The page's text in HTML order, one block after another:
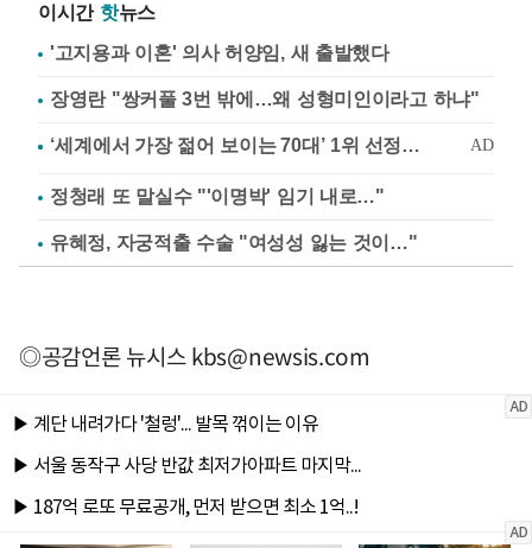
이시간 핫뉴스
'고지용과 이혼' 의사 허양임, 새 출발했다
장영란 "쌍커풀 3번 밖에…왜 성형미인이라고 하냐"
정청래 또 말실수 "'이명박' 임기 내로…"
유혜정, 자궁적출 수술 "여성성 잃는 것이…"
◎공감언론 뉴시스kbs@newsis.com